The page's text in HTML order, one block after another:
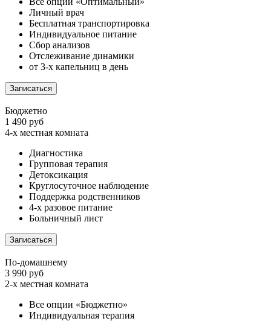
Личный врач
Бесплатная транспортировка
Индивидуальное питание
Сбор анализов
Отслеживание динамики
от 3-х капельниц в день
Записаться
Бюджетно
1 490 руб
4-х местная комната
Диагностика
Групповая терапия
Детоксикация
Круглосуточное наблюдение
Поддержка родственников
4-х разовое питание
Больничный лист
Записаться
По-домашнему
3 990 руб
2-х местная комната
Все опции «Бюджетно»
Индивидуальная терапия